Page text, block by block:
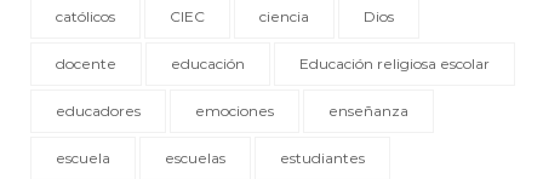
católicos CIEC ciencia Dios
docente educación Educación religiosa escolar
educadores emociones enseñanza
escuela escuelas estudiantes